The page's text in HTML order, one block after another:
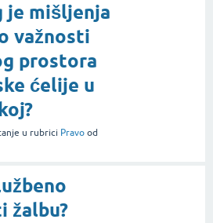
je mišljenja
važnosti
prostora
ćelije u
u rubrici Pravo od
žalbu?